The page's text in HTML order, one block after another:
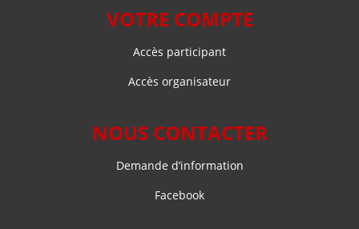
VOTRE COMPTE
Accès participant
Accès organisateur
NOUS CONTACTER
Demande d’information
Facebook